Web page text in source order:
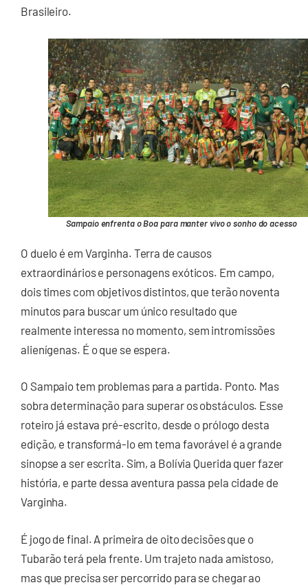
Brasileiro.
Sampaio enfrenta o Boa para manter vivo o sonho do acesso
O duelo é em Varginha. Terra de causos
extraordinários e personagens exóticos. Em campo,
dois times com objetivos distintos, que terão noventa
minutos para buscar um único resultado que
realmente interessa no momento, sem intromissões
alienígenas. É o que se espera.
O Sampaio tem problemas para a partida. Ponto. Mas
sobra determinação para superar os obstáculos. Esse
roteiro já estava pré-escrito, desde o prólogo desta
edição, e transformá-lo em tema favorável é a grande
sinopse a ser escrita. Sim, a Bolívia Querida quer fazer
história, e parte dessa aventura passa pela cidade de
Varginha.
É jogo de final. A primeira de oito decisões que o
Tubarão terá pela frente. Um trajeto nada amistoso,
mas que precisa ser percorrido para se chegar ao